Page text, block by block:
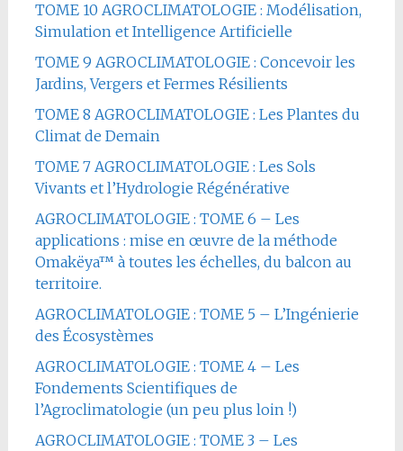
TOME 10 AGROCLIMATOLOGIE : Modélisation,
Simulation et Intelligence Artificielle
TOME 9 AGROCLIMATOLOGIE : Concevoir les
Jardins, Vergers et Fermes Résilients
TOME 8 AGROCLIMATOLOGIE : Les Plantes du
Climat de Demain
TOME 7 AGROCLIMATOLOGIE : Les Sols
Vivants et l’Hydrologie Régénérative
AGROCLIMATOLOGIE : TOME 6 – Les
applications : mise en œuvre de la méthode
Omakëya™ à toutes les échelles, du balcon au
territoire.
AGROCLIMATOLOGIE : TOME 5 – L’Ingénierie
des Écosystèmes
AGROCLIMATOLOGIE : TOME 4 – Les
Fondements Scientifiques de
l’Agroclimatologie (un peu plus loin !)
AGROCLIMATOLOGIE : TOME 3 – Les